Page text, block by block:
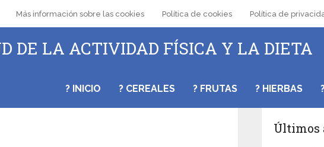
Más información sobre las cookies Política de cookies Política de
DE LA ACTIVIDAD FÍSICA Y LA DIETA
? INICIO ? CEREALES ? FRUTAS ? HIERBAS
Últimos